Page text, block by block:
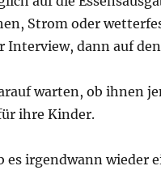
Strom oder
dann auf den
warten, ob ihnen
ihre Kinder.
es irgendwann wieder